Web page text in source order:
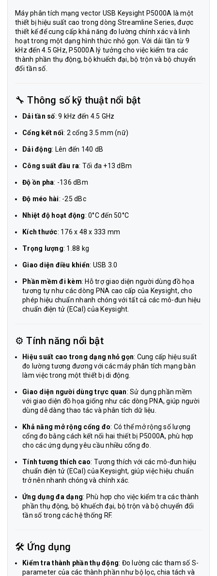
Máy phân tích mạng vector USB Keysight P5000A là một
thiết bị hiệu suất cao trong dòng Streamline Series, được
thiết kế để cung cấp khả năng đo lường chính xác và linh
hoạt trong một dạng hình thức nhỏ gọn. Với dải tần từ 9
kHz đến 4.5 GHz, P5000A lý tưởng cho việc kiểm tra các
thành phần thụ động, bộ khuếch đại, bộ trộn và bộ chuyển
đổi tần số.
🔧 Thông số kỹ thuật nổi bật
Dải tần số: 9 kHz đến 4.5 GHz
Cổng kết nối: 2 cổng 3.5 mm (nữ)
Dải động: Lên đến 140 dB
Công suất đầu ra: Tối đa +13 dBm
Độ ồn pha: -136 dBm
Độ méo hài: -25 dBc
Nhiệt độ hoạt động: 0°C đến 50°C
Kích thước: 176 x 48 x 333 mm
Trọng lượng: 1.88 kg
Giao diện điều khiển: USB 3.0
Phần mềm đi kèm: Hỗ trợ giao diện người dùng đồ họa
tương tự như các dòng PNA cao cấp của Keysight, cho
phép hiệu chuẩn nhanh chóng với tất cả các mô-đun hiệu
chuẩn điện tử (ECal) của Keysight.
⚙️ Tính năng nổi bật
Hiệu suất cao trong dạng nhỏ gọn: Cung cấp hiệu suất
đo lường tương đương với các máy phân tích mạng bàn
làm việc trong một thiết bị di động.
Giao diện người dùng trực quan: Sử dụng phần mềm
với giao diện đồ họa giống như các dòng PNA, giúp người
dùng dễ dàng thao tác và phân tích dữ liệu.
Khả năng mở rộng cổng đo: Có thể mở rộng số lượng
cổng đo bằng cách kết nối hai thiết bị P5000A, phù hợp
cho các ứng dụng yêu cầu nhiều cổng đo.
Tính tương thích cao: Tương thích với các mô-đun hiệu
chuẩn điện tử (ECal) của Keysight, giúp việc hiệu chuẩn
trở nên nhanh chóng và chính xác.
Ứng dụng đa dạng: Phù hợp cho việc kiểm tra các thành
phần thụ động, bộ khuếch đại, bộ trộn và bộ chuyển đổi
tần số trong các hệ thống RF.
🛠️ Ứng dụng
Kiểm tra thành phần thụ động: Đo lường các tham số S-
parameter của các thành phần như bộ lọc, chia tách và